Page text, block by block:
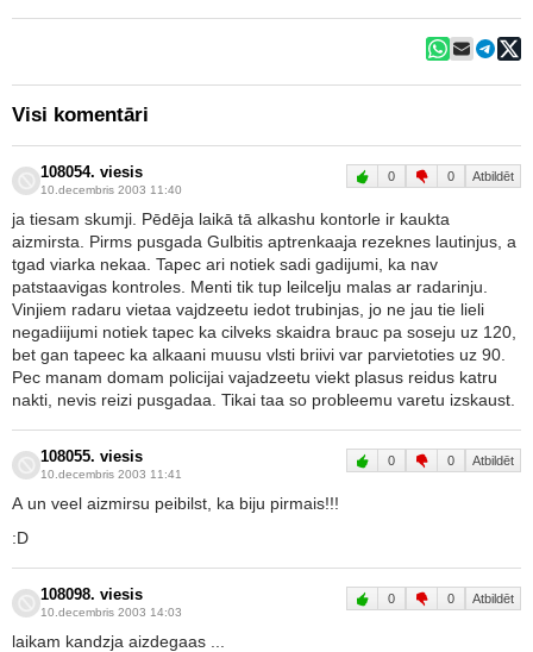
Visi komentāri
108054. viesis
10.decembris 2003 11:40
0 0 Atbildēt
ja tiesam skumji. Pēdēja laikā tā alkashu kontorle ir kaukta
aizmirsta. Pirms pusgada Gulbitis aptrenkaaja rezeknes lautinjus, a
tgad viarka nekaa. Tapec ari notiek sadi gadijumi, ka nav
patstaavigas kontroles. Menti tik tup leilcelju malas ar radarinju.
Vinjiem radaru vietaa vajdzeetu iedot trubinjas, jo ne jau tie lieli
negadiijumi notiek tapec ka cilveks skaidra brauc pa soseju uz 120,
bet gan tapeec ka alkaani muusu vlsti briivi var parvietoties uz 90.
Pec manam domam policijai vajadzeetu viekt plasus reidus katru
nakti, nevis reizi pusgadaa. Tikai taa so probleemu varetu izskaust.
108055. viesis
10.decembris 2003 11:41
0 0 Atbildēt
A un veel aizmirsu peibilst, ka biju pirmais!!!
:D
108098. viesis
10.decembris 2003 14:03
0 0 Atbildēt
laikam kandzja aizdegaas ...